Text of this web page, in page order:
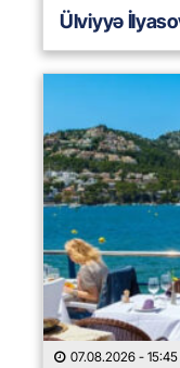
Ülviyyə
07.08.2026 - 15:45